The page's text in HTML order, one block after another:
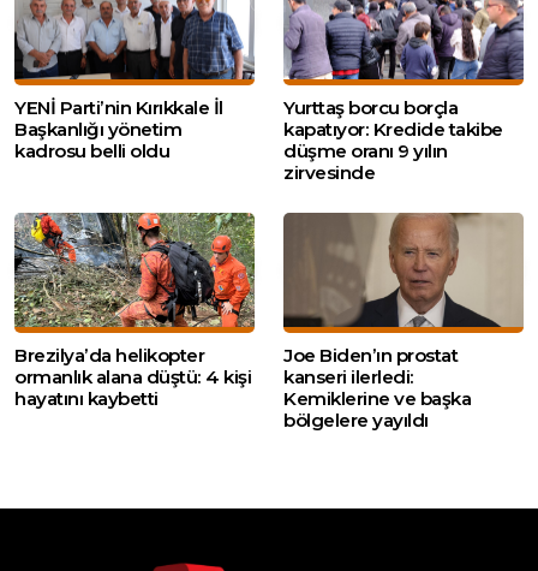
YENİ Parti’nin Kırıkkale İl
Başkanlığı yönetim
kadrosu belli oldu
Yurttaş borcu borçla
kapatıyor: Kredide takibe
düşme oranı 9 yılın
zirvesinde
Brezilya’da helikopter
ormanlık alana düştü: 4 kişi
hayatını kaybetti
Joe Biden’ın prostat
kanseri ilerledi:
Kemiklerine ve başka
bölgelere yayıldı